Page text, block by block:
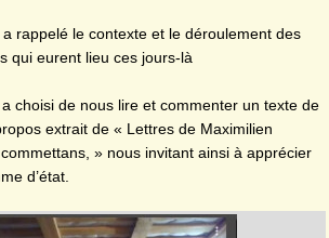
rappelé le contexte et le déroulement des
qui eurent lieu ces jours-là
choisi de nous lire et commenter un texte de
extrait de « Lettres de Maximilien
» nous invitant ainsi à apprécier
d’état.